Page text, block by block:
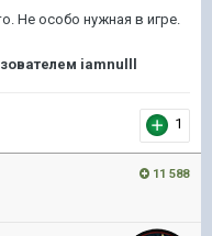
Не особо нужная в игре.
iamnulll
1
11 588